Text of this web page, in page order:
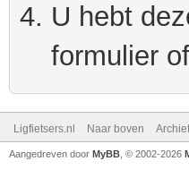
U hebt
formulier
Ligfietsers.nl Naar boven
Aangedreven door MyBB , © 2002-2026